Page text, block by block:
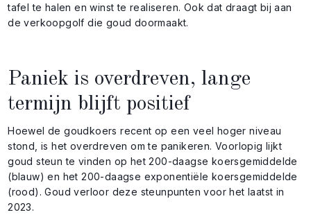
tafel te halen en winst te realiseren. Ook dat draagt bij aan
de verkoopgolf die goud doormaakt.
Paniek is overdreven, lange
termijn blijft positief
Hoewel de goudkoers recent op een veel hoger niveau
stond, is het overdreven om te panikeren. Voorlopig lijkt
goud steun te vinden op het 200-daagse koersgemiddelde
(blauw) en het 200-daagse exponentiële koersgemiddelde
(rood). Goud verloor deze steunpunten voor het laatst in
2023.